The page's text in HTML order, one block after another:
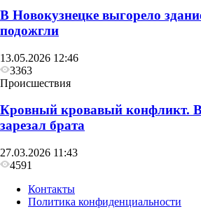
В Новокузнецке выгорело
подожгли
13.05.2026 12:46
3363
Происшествия
Кровный кровавый конфликт. В
зарезал брата
27.03.2026 11:43
4591
Контакты
Политика конфиденциальности